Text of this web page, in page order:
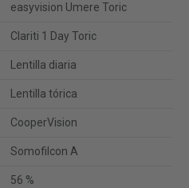
easyvision Umere Toric
Clariti 1 Day Toric
Lentilla diaria
Lentilla tórica
CooperVision
Somofilcon A
56 %